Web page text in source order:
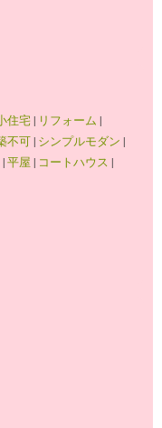
住宅| リフォーム |
不可| シンプルモダン |
|平屋 | コートハウス |